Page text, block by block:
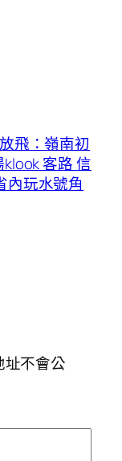
飛：嶺南初
客路 信
內玩水號角
不會公